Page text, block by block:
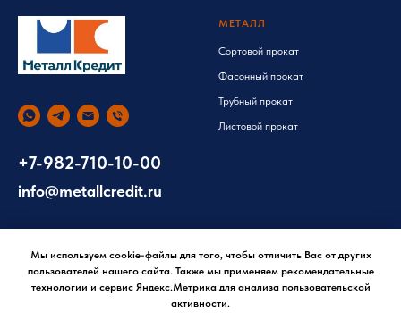
+7-982-710-10-00
info@metallcredit.ru
МЕТАЛЛ
Сортовой прокат
Фасонный прокат
Трубный прокат
Листовой прокат
Лазерная резка
Размотка арматуры
Мы используем cookie-файлы для того, чтобы отличить Вас от других
пользователей нашего сайта. Также мы применяем рекомендательные
технологии и сервис Яндекс.Метрика для анализа пользовательской
активности.